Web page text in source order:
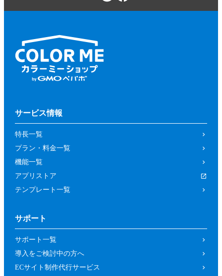
サービス情報
特長一覧
プラン・料金一覧
機能一覧
アプリストア
テンプレート一覧
サポート
サポート一覧
導入をご検討中の方へ
ECサイト制作代行サービス